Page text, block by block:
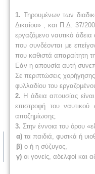
1. Τηρουμένων των
Δικαίου» , και Π.Δ. 37/
εργαζόμενο ναυτικό
που συνδέονται με
που καθιστά απαραίτητη
Εάν η απουσία αυτή
Σε περιπτώσεις
φυλλαδίου του
2. Η άδεια απουσίας
επιστροφή του
αποζημίωσης.
3. Στην έννοια του όρου
α) τα παιδιά, φυσικά ή
β) ο ή η σύζυγος,
γ) οι γονείς, αδελφοί και